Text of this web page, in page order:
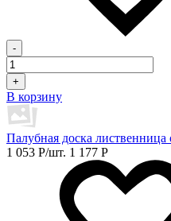
-
+
В корзину
Палубная доска
1 053 Р/шт. 1 177 Р